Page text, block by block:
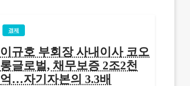
경제
이규호 부회장 사내이사 코오
롱글로벌, 채무보증 2조2천
억…자기자본의 3.3배